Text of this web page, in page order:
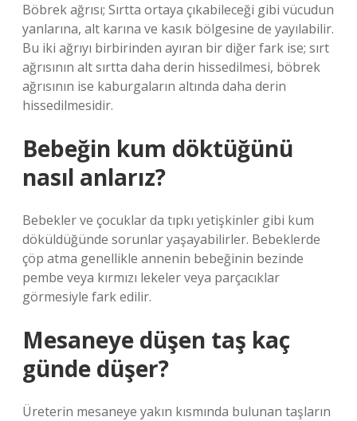
Böbrek ağrısı; Sırtta ortaya çıkabileceği gibi vücudun
yanlarına, alt karına ve kasık bölgesine de yayılabilir.
Bu iki ağrıyı birbirinden ayıran bir diğer fark ise; sırt
ağrısının alt sırtta daha derin hissedilmesi, böbrek
ağrısının ise kaburgaların altında daha derin
hissedilmesidir.
Bebeğin kum döktüğünü
nasıl anlarız?
Bebekler ve çocuklar da tıpkı yetişkinler gibi kum
döküldüğünde sorunlar yaşayabilirler. Bebeklerde
çöp atma genellikle annenin bebeğinin bezinde
pembe veya kırmızı lekeler veya parçacıklar
görmesiyle fark edilir.
Mesaneye düşen taş kaç
günde düşer?
Üreterin mesaneye yakın kısmında bulunan taşların